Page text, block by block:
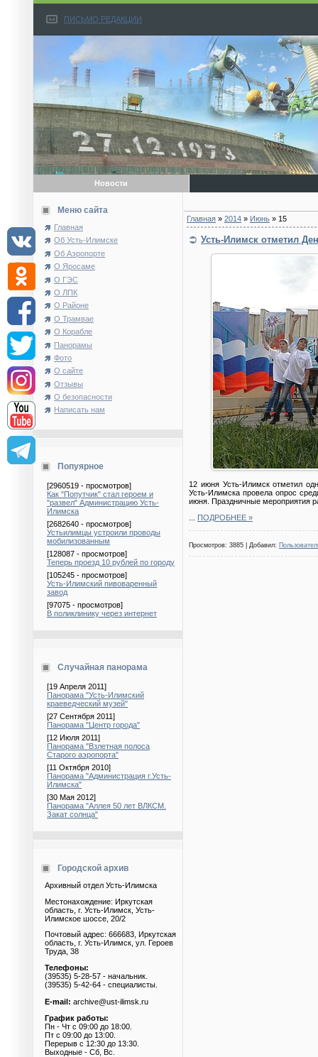
ПИСЬМО РЕДАКЦИИ
Новости
Меню сайта
Главная
Об Усть-Илимске
Об Аэропорте
О Яросаме
О ГЭС
О ЛПК
О Районе
О Трамвае
О Корабле
Панорамы
Фото
О сайте
Отзывы
О безопасности
Написать нам
Попуярное
[2960519 - просмотров]
Как "Попутчик" стал героем и
"развел" Администрацию Усть-
Илимска
[2682640 - просмотров]
Устьилимцы устроили проводы
мобилизованным
[128087 - просмотров]
Теперь проезд 10 рублей по городу
[105245 - просмотров]
Усть-Илимский пивоваренный
завод
[97075 - просмотров]
В поликлинику через интернет
Случайная панорама
[19 Апреля 2011]
Панорама "Усть-Илимский
краеведческий музей"
[27 Сентября 2011]
Панорама "Центр города"
[12 Июля 2011]
Панорама "Взлетная полоса
Старого аэропорта"
[11 Октября 2010]
Панорама "Администрация г.Усть-
Илимска"
[30 Мая 2012]
Панорама "Аллея 50 лет ВЛКСМ.
Закат солнца"
Городской архив
Архивный отдел Усть-Илимска
Местонахождение: Иркутская
область, г. Усть-Илимск, Усть-
Илимское шоссе, 20/2
Почтовый адрес: 666683, Иркутская
область, г. Усть-Илимск, ул. Героев
Труда, 38
Телефоны:
(39535) 5-28-57 - начальник.
(39535) 5-42-64 - специалисты.
E-mail: archive@ust-ilimsk.ru
График работы:
Пн - Чт с 09:00 до 18:00.
Пт с 09:00 до 13:00.
Перерыв с 12:30 до 13:30.
Выходные - Сб, Вс.
Главная » 2014 » Июнь » 15
Усть-Илимск отметил
12 июня Усть-Илимск отметил
Усть-Илимска провела опрос
июня. Праздничные мероприятия
ПОДРОБНЕЕ »
Просмотров: 3885 | Добавил: